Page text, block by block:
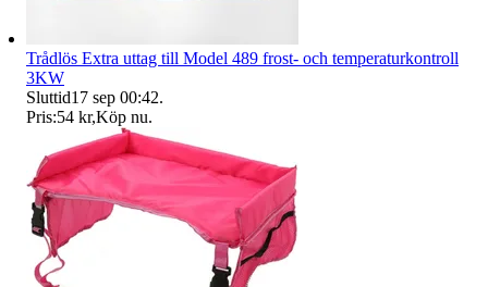
Trådlös Extra uttag till Model 489 frost- och temperaturkontroll
3KW
Sluttid17 sep 00:42.
Pris:54 kr,Köp nu.